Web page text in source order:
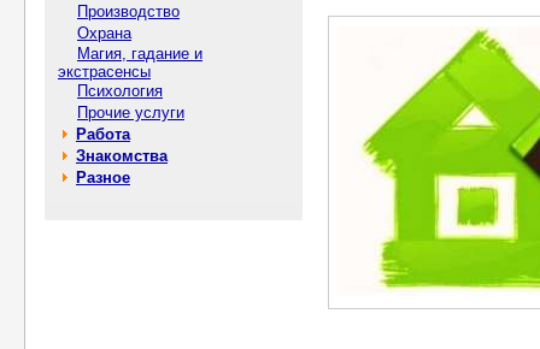
Производство
Охрана
Магия, гадание и
экстрасенсы
Психология
Прочие услуги
Работа
Знакомства
Разное